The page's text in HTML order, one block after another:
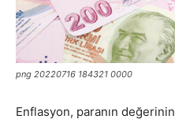
png 20220716 184321 0000
Enflasyon, paranın